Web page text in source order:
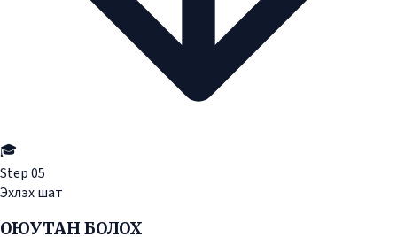
🎓
Step05
Эхлэх шат
ОЮУТАН БОЛОХ